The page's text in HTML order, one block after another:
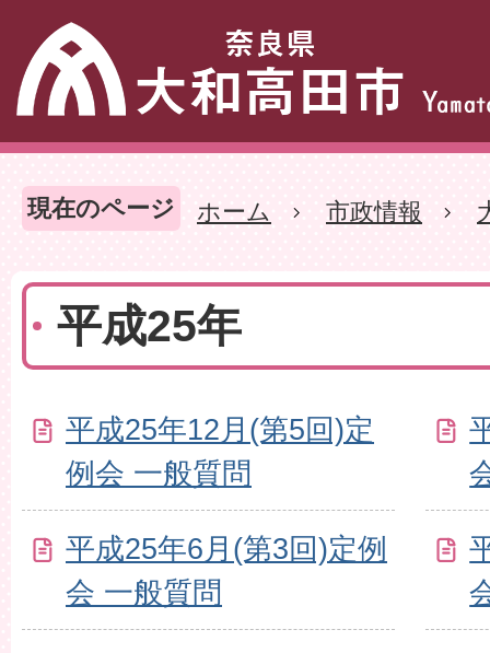
現在のページ ホーム 市政情報
平成25年
平成25年12月(第5回)定
例会 一般質問
平成25年6月(第3回)定例
会 一般質問